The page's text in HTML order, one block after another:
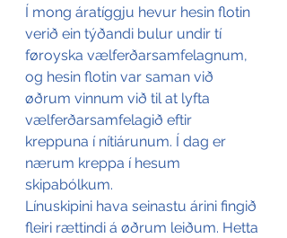
Í mong áratíggju hevur hesin flotin
verið ein týðandi bulur undir tí
føroyska vælferðarsamfelagnum,
og hesin flotin var saman við
øðrum vinnum við til at lyfta
vælferðarsamfelagið eftir
kreppuna í nítiárunum. Í dag er
nærum kreppa í hesum
skipabólkum.
Línuskipini hava seinastu árini fingið
fleiri rættindi á øðrum leiðum. Hetta